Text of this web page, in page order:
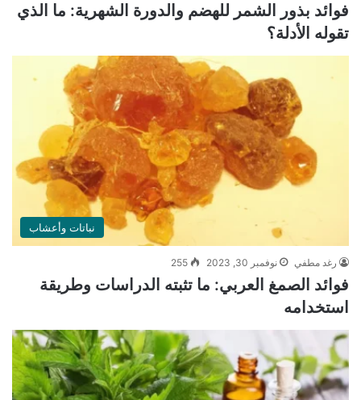
فوائد بذور الشمر للهضم والدورة الشهرية: ما الذي
تقوله الأدلة؟
نباتات وأعشاب
رغد مطفي نوفمبر 30, 2023 255
فوائد الصمغ العربي: ما تثبته الدراسات وطريقة
استخدامه